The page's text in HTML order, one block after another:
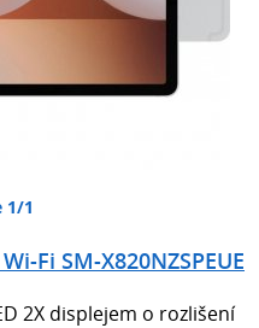
1/1
Fi SM-X820NZSPEUE
2X displejem o rozlišení